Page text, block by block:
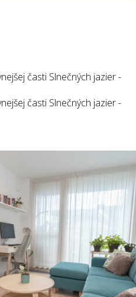
časti Slnečných jazier -
časti Slnečných jazier -